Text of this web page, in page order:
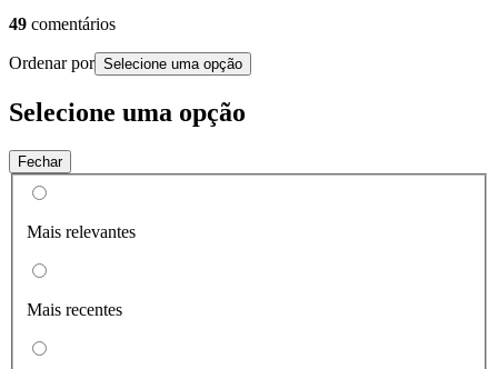
49 comentários
Ordenar por Selecione uma opção
Selecione uma opção
Fechar
Mais relevantes
Mais recentes